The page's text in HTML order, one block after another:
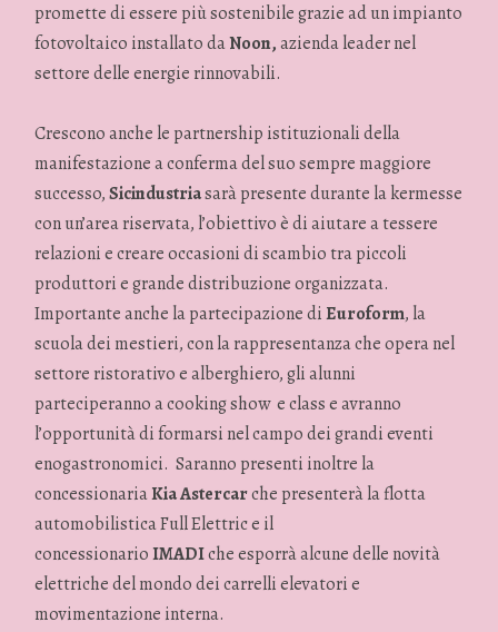
promette di essere più sostenibile grazie ad un impianto
fotovoltaico installato daNoon, azienda leader nel
settore delle energie rinnovabili.
Crescono anche le partnership istituzionali della
manifestazione a conferma del suo sempre maggiore
successo,Sicindustriasarà presente durante la kermesse
con un’area riservata, l’obiettivo è di aiutare a tessere
relazioni e creare occasioni di scambio tra piccoli
produttori e grande distribuzione organizzata.
Importante anche la partecipazione diEuroform, la
scuola dei mestieri, con la rappresentanza che opera nel
settore ristorativo e alberghiero, gli alunni
parteciperanno a cooking show e class e avranno
l’opportunità di formarsi nel campo dei grandi eventi
enogastronomici. Saranno presenti inoltre la
concessionariaKia Astercarche presenterà la flotta
automobilistica Full Elettric e il
concessionarioIMADIche esporrà alcune delle novità
elettriche del mondo dei carrelli elevatori e
movimentazione interna.